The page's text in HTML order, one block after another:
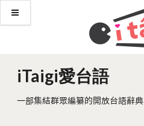
iTaigi愛台語
一部集結群眾編纂的開放台語辭典